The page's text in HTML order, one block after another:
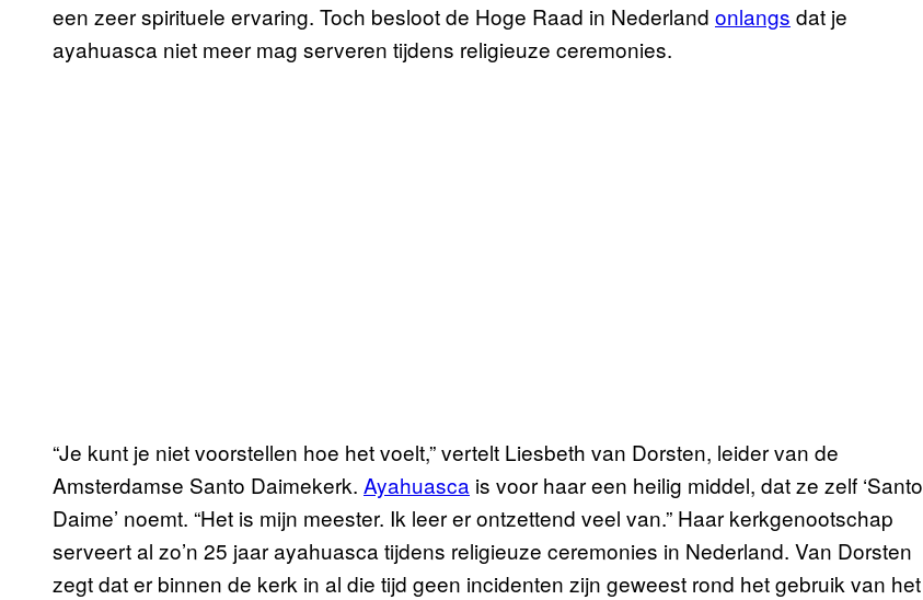
een zeer spirituele ervaring. Toch besloot de Hoge Raad in Nederland onlangs dat je
ayahuasca niet meer mag serveren tijdens religieuze ceremonies.
“Je kunt je niet voorstellen hoe het voelt,” vertelt Liesbeth van Dorsten, leider van de
Amsterdamse Santo Daimekerk. Ayahuasca is voor haar een heilig middel, dat ze zelf ‘Santo
Daime’ noemt. “Het is mijn meester. Ik leer er ontzettend veel van.” Haar kerkgenootschap
serveert al zo’n 25 jaar ayahuasca tijdens religieuze ceremonies in Nederland. Van Dorsten
zegt dat er binnen de kerk in al die tijd geen incidenten zijn geweest rond het gebruik van het